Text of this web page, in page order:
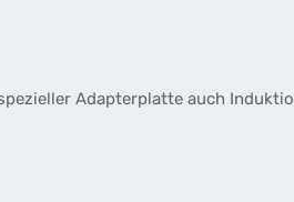
Adapterplatte auch